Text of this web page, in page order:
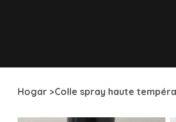
Hogar >Colle spray haute